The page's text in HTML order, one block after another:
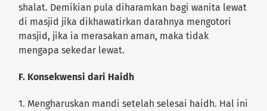
shalat. Demikian pula diharamkan bagi wanita lewat
di masjid jika dikhawatirkan darahnya mengotori
masjid, jika ia merasakan aman, maka tidak
mengapa sekedar lewat.
F. Konsekwensi dari Haidh
1. Mengharuskan mandi setelah selesai haidh. Hal ini